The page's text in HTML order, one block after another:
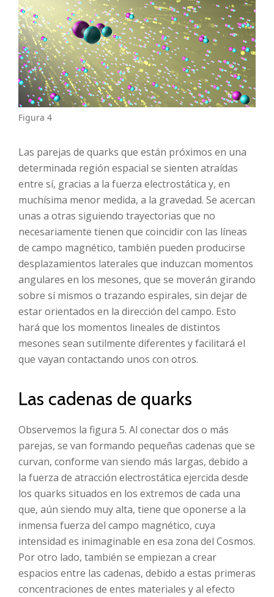
Figura 4
Las parejas de quarks que están próximos en una
determinada región espacial se sienten atraídas
entre sí, gracias a la fuerza electrostática y, en
muchísima menor medida, a la gravedad. Se acercan
unas a otras siguiendo trayectorias que no
necesariamente tienen que coincidir con las líneas
de campo magnético, también pueden producirse
desplazamientos laterales que induzcan momentos
angulares en los mesones, que se moverán girando
sobre sí mismos o trazando espirales, sin dejar de
estar orientados en la dirección del campo. Esto
hará que los momentos lineales de distintos
mesones sean sutilmente diferentes y facilitará el
que vayan contactando unos con otros.
Las cadenas de quarks
Observemos la figura 5. Al conectar dos o más
parejas, se van formando pequeñas cadenas que se
curvan, conforme van siendo más largas, debido a
la fuerza de atracción electrostática ejercida desde
los quarks situados en los extremos de cada una
que, aún siendo muy alta, tiene que oponerse a la
inmensa fuerza del campo magnético, cuya
intensidad es inimaginable en esa zona del Cosmos.
Por otro lado, también se empiezan a crear
espacios entre las cadenas, debido a estas primeras
concentraciones de entes materiales y al efecto